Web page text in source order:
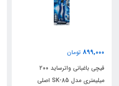
899,000 تومان
قیچی باغبانی واترساید ۲۰۰
میلیمتری مدل SK-85 اصلی